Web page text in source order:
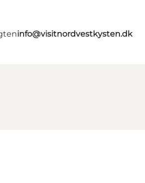
info@visitnordvestkysten.dk